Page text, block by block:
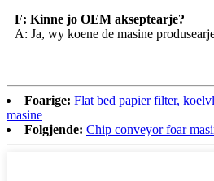
F: Kinne jo OEM akseptearje?
A: Ja, wy koene de masine
Foarige: Flat bed papier filter,
masine
Folgjende: Chip conveyor foar